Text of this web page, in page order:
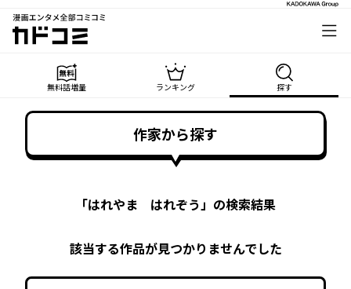
漫画エンタメ全部コミコミ
カドコミ
無料話増量 ランキング 探す
作家から探す
「はれやま はれぞう」の検索結果
該当する作品が見つかりませんでした